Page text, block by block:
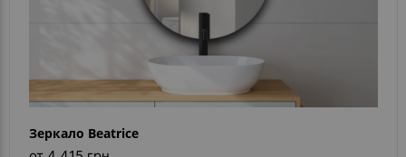
Зеркало Beatrice